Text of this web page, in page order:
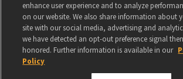
主机连接问题
《宝藏世界》Mac客服支持
enhance user experience and to analyze
on our website. We also share information about
site with our social media, advertising and
we have detected an opt-out preference signal
honored. Further information is available in our
Policy